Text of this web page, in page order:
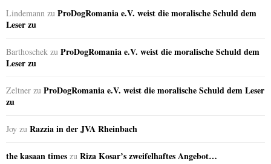
Lindemann zu ProDogRomania e.V. weist die moralische Schuld dem
Leser zu
Barthoschek zu ProDogRomania e.V. weist die moralische Schuld dem
Leser zu
Zeltner zu ProDogRomania e.V. weist die moralische Schuld dem Leser
zu
Joy zu Razzia in der JVA Rheinbach
the kasaan times zu Riza Kosar’s zweifelhaftes Angebot…